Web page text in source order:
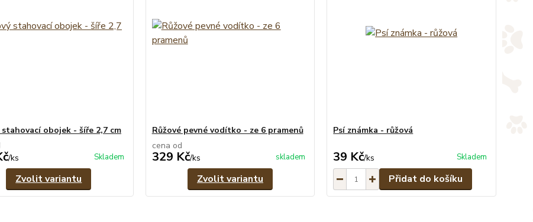
stahovací obojek - šíře 2,7 cm
/ks Skladem
Zvolit variantu
Růžové pevné vodítko - ze 6 pramenů
cena od
329 Kč/ks skladem
Zvolit variantu
Psí známka - růžová
39 Kč/ks Skladem
Přidat do košíku